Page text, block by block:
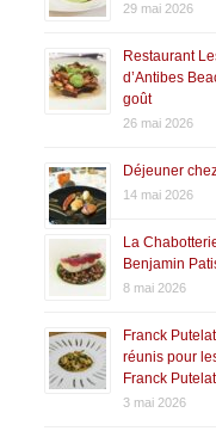
29 mai 2026
Restaurant
d’Antibes
goût
26 mai 2026
Déjeuner
14 mai 2026
La
Benjamin
8 mai 2026
Franck
réunis pour
Franck Putelat
3 mai 2026